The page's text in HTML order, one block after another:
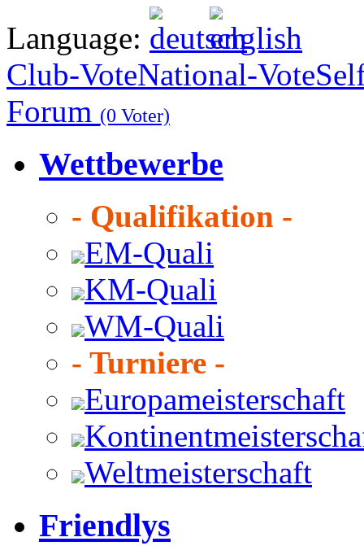
Language:
Club-VoteNational-Vote
Forum (0 Voter)
Wettbewerbe
- Qualifikation -
EM-Quali
KM-Quali
WM-Quali
- Turniere -
Europameisterschaft
Weltmeisterschaft
Friendlys